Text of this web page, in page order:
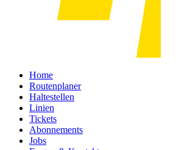
Home
Routenplaner
Haltestellen
Linien
Tickets
Abonnements
Jobs